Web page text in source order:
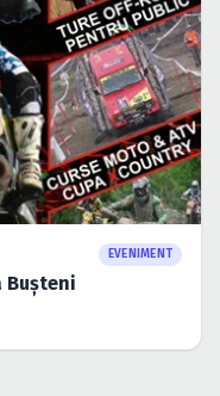
EVENIMENT
Buşteni